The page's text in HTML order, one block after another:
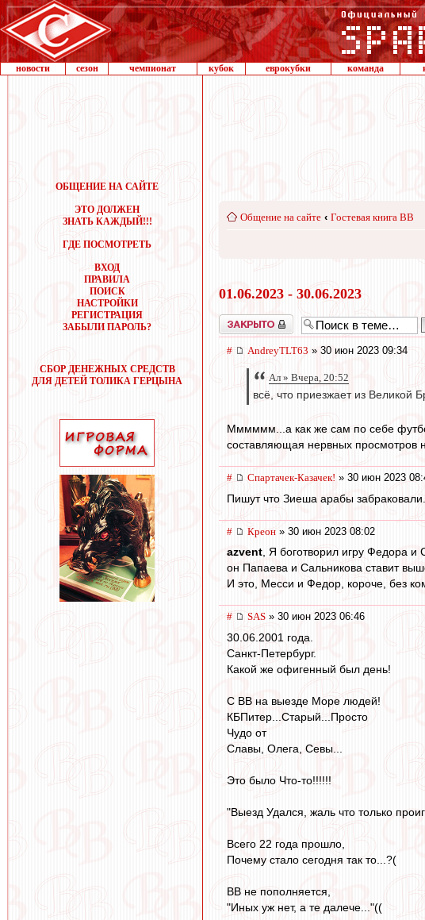
новости сезон чемпионат кубок еврокубки команда
ОБЩЕНИЕ НА САЙТЕ
ЭТО ДОЛЖЕН
ЗНАТЬ КАЖДЫЙ!!!
ГДЕ ПОСМОТРЕТЬ
ВХОД
ПРАВИЛА
ПОИСК
НАСТРОЙКИ
РЕГИСТРАЦИЯ
ЗАБЫЛИ ПАРОЛЬ?
СБОР ДЕНЕЖНЫХ СРЕДСТВ
ДЛЯ ДЕТЕЙ ТОЛИКА ГЕРЦЫНА
Общение на сайте ‹ Гостевая книга ВВ
01.06.2023 - 30.06.2023
Закрыто
# AndreyTLT63 » 30 июн 2023 09:34
Ал » Вчера, 20:52
всё, что приезжает из Великой
Мммммм...а как же сам по себе
составляющая нервных просмотров
# Спартачек-Казачек! » 30 июн 2023
Пишут что Зиеша арабы
# Креон » 30 июн 2023 08:02
azvent, Я боготворил игру Федора
он Папаева и Сальникова ставит
И это, Месси и Федор, короче, без
# SAS » 30 июн 2023 06:46
30.06.2001 года.
Санкт-Петербург.
Какой же офигенный был день!
С ВВ на выезде Море людей!
КБПитер...Старый...Просто
Чудо от
Славы, Олега, Севы...
Это было Что-то!!!!!!
"Выезд Удался, жаль что только
Всего 22 года прошло,
Почему стало сегодня так то...?(
ВВ не пополняется,
"Иных уж нет, а те далече..."((